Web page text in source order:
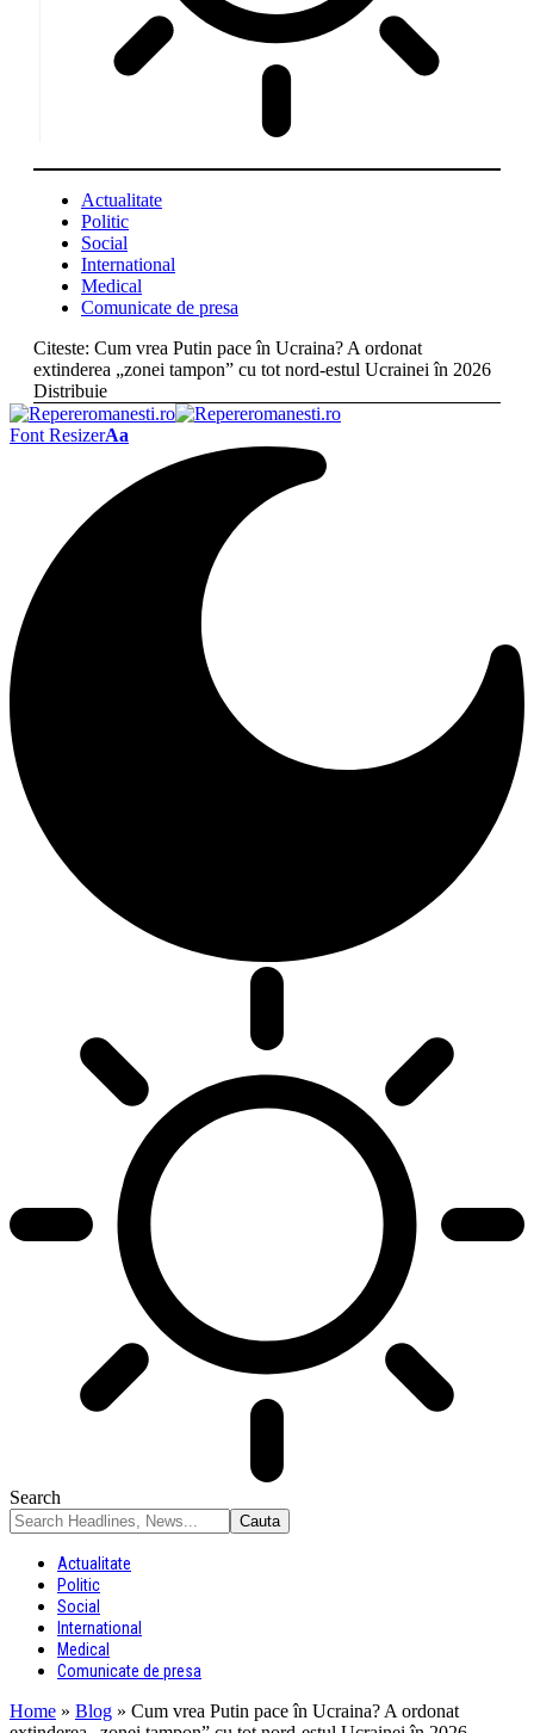
Actualitate
Politic
Social
International
Medical
Comunicate de presa
Citeste: Cum vrea Putin pace în Ucraina? A ordonat
extinderea „zonei tampon” cu tot nord-estul Ucrainei în 2026
Distribuie
Font ResizerAa
Search
Actualitate
Politic
Social
International
Medical
Comunicate de presa
Home » Blog » Cum vrea Putin pace în Ucraina? A ordonat